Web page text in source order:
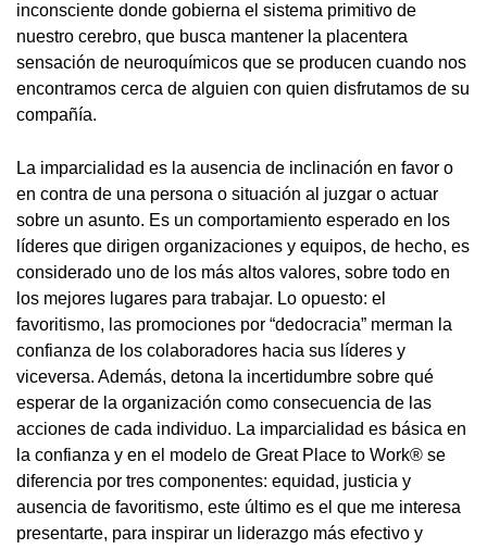
inconsciente donde gobierna el sistema primitivo de
nuestro cerebro, que busca mantener la placentera
sensación de neuroquímicos que se producen cuando nos
encontramos cerca de alguien con quien disfrutamos de su
compañía.
La imparcialidad es la ausencia de inclinación en favor o
en contra de una persona o situación al juzgar o actuar
sobre un asunto. Es un comportamiento esperado en los
líderes que dirigen organizaciones y equipos, de hecho, es
considerado uno de los más altos valores, sobre todo en
los mejores lugares para trabajar. Lo opuesto: el
favoritismo, las promociones por “dedocracia” merman la
confianza de los colaboradores hacia sus líderes y
viceversa. Además, detona la incertidumbre sobre qué
esperar de la organización como consecuencia de las
acciones de cada individuo. La imparcialidad es básica en
la confianza y en el modelo de Great Place to Work® se
diferencia por tres componentes: equidad, justicia y
ausencia de favoritismo, este último es el que me interesa
presentarte, para inspirar un liderazgo más efectivo y